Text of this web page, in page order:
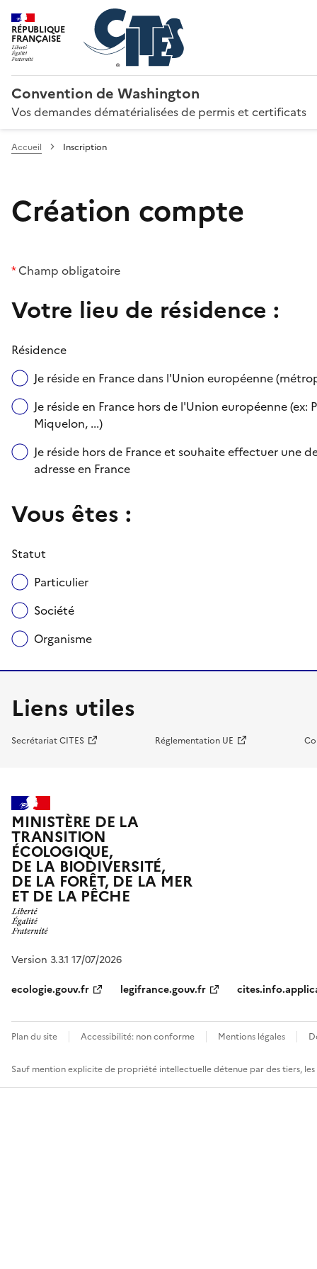
RÉPUBLIQUE
FRANÇAISE
Convention de Washington
Vos demandes dématérialisées de permis et certificats
Accueil Inscription
Création compte
*Champ obligatoire
Votre lieu de résidence :
Résidence
Je réside en France dans l'Union européenne
Je réside en France hors de l'Union européenne
Miquelon, ...)
Je réside hors de France et souhaite effectuer une
adresse en France
Vous êtes :
Statut
Particulier
Société
Organisme
Liens utiles
Secrétariat CITES Réglementation UE
MINISTÈRE DE LA
TRANSITION
ÉCOLOGIQUE,
DE LA BIODIVERSITÉ,
DE LA FORÊT, DE LA MER
ET DE LA PÊCHE
Version 3.3.1 17/07/2026
ecologie.gouv.fr
legifrance.gouv.fr
Plan du site Accessibilité: non conforme Mentions légales
Sauf mention explicite de propriété intellectuelle détenue par des tiers,